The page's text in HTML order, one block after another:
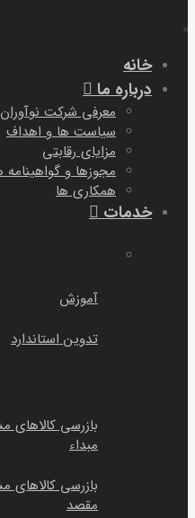
خانه
درباره ما
معرفی شرکت
سیاست ها و اهداف
مزایای رقابتی
مجوزها و گواهینامه
همکاری ها
خدمات
آموزش
تدوین استاندارد
بازرسی کالاهای
مبداء
بازرسی کالاهای
مقصد